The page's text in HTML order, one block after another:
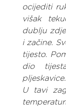
ocijediti
višak
dublju
i začine.
tijesto.
dio
pljeskavice.
U tavi